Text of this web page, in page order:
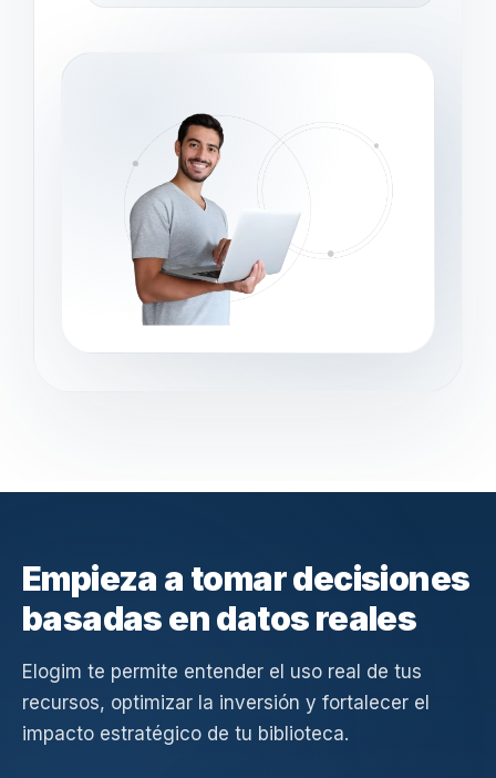
Empieza a tomar decisiones
basadas en datos reales
Elogim te permite entender el uso real de tus
recursos, optimizar la inversión y fortalecer el
impacto estratégico de tu biblioteca.